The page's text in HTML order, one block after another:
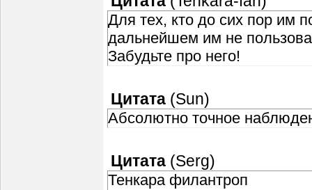
Для тех, кто до сих пор им
дальнейшем им не
Забудьте про него!
Цитата (Sun)
Абсолютно точное
Цитата (Serg)
Тенкара филантроп